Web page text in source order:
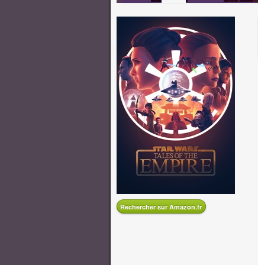
Rechercher sur Amazon.fr